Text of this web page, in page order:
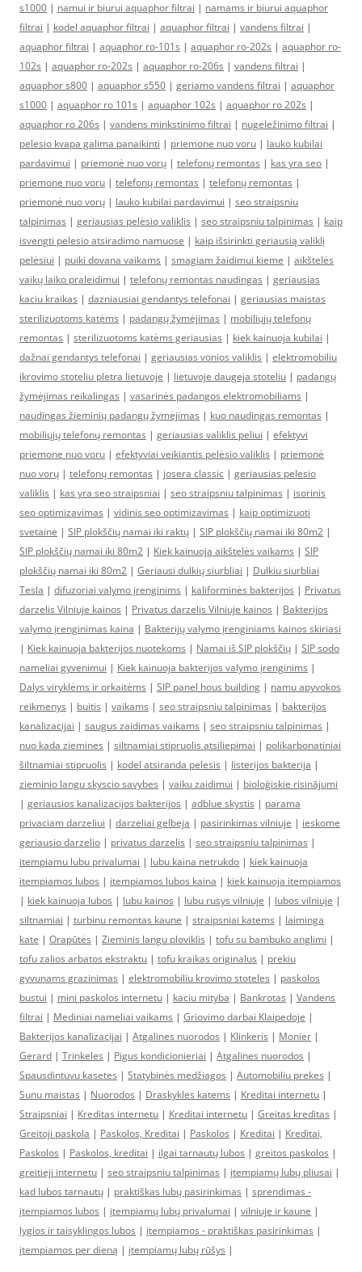
s1000 | namui ir biurui aquaphor filtrai | namams ir biurui aquaphor
filtrai | kodel aquaphor filtrai | aquaphor filtrai | vandens filtrai |
aquaphor filtrai | aquaphor ro-101s | aquaphor ro-202s | aquaphor ro-
102s | aquaphor ro-202s | aquaphor ro-206s | vandens filtrai |
aquaphor s800 | aquaphor s550 | geriamo vandens filtrai | aquaphor
s1000 | aquaphor ro 101s | aquaphor 102s | aquaphor ro 202s |
aquaphor ro 206s | vandens minkstinimo filtrai | nugeležinimo filtrai |
pelesio kvapa galima panaikinti | priemone nuo voru | lauko kubilai
pardavimui | priemonė nuo vorų | telefonų remontas | kas yra seo |
priemone nuo voru | telefonų remontas | telefonų remontas |
priemonė nuo vorų | lauko kubilai pardavimui | seo straipsniu
talpinimas | geriausias pelėsio valiklis | seo straipsniu talpinimas | kaip
isvengti pelesio atsiradimo namuose | kaip išsirinkti geriausią valiklį
pelėsiui | puiki dovana vaikams | smagiam žaidimui kieme | aikštelės
vaikų laiko praleidimui | telefonų remontas naudingas | geriausias
kaciu kraikas | dazniausiai gendantys telefonai | geriausias maistas
sterilizuotoms katėms | padangų žymėjimas | mobiliųjų telefonų
remontas | sterilizuotoms katėms geriausias | kiek kainuoja kubilai |
dažnai gendantys telefonai | geriausias vonios valiklis | elektromobiliu
ikrovimo stoteliu pletra lietuvoje | lietuvoje daugeja stoteliu | padangų
žymėjimas reikalingas | vasarinės padangos elektromobiliams |
naudingas žieminių padangų žymėjimas | kuo naudingas remontas |
mobiliųjų telefonų remontas | geriausias valiklis peliui | efektyvi
priemone nuo voru | efektyviai veikiantis pelėsio valiklis | priemonė
nuo vorų | telefonų remontas | josera classic | geriausias pelesio
valiklis | kas yra seo straipsniai | seo straipsniu talpinimas | isorinis
seo optimizavimas | vidinis seo optimizavimas | kaip optimizuoti
svetaine | SIP plokščių namai iki raktų | SIP plokščių namai iki 80m2 |
SIP plokščių namai iki 80m2 | Kiek kainuoja aikštelės vaikams | SIP
plokščių namai iki 80m2 | Geriausi dulkių siurbliai | Dulkiu siurbliai
Tesla | difuzoriai valymo įrenginims | kaliforminės bakterijos | Privatus
darzelis Vilniuje kainos | Privatus darzelis Vilniuje kainos | Bakterijos
valymo įrenginimas kaina | Bakterijų valymo įrenginiams kainos skiriasi
| Kiek kainuoja bakterijos nuotekoms | Namai iš SIP plokščių | SIP sodo
nameliai gyvenimui | Kiek kainuoja bakterijos valymo įrenginims |
Dalys viryklėms ir orkaitėms | SIP panel hous building | namu apyvokos
reikmenys | buitis | vaikams | seo straipsniu talpinimas | bakterijos
kanalizacijai | saugus zaidimas vaikams | seo straipsniu talpinimas |
nuo kada ziemines | siltnamiai stipruolis atsiliepimai | polikarbonatiniai
šiltnamiai stipruolis | kodel atsiranda pelesis | listerijos bakterija |
zieminio langu skyscio savybes | vaiku zaidimui | bioloģiskie risinājumi
| geriausios kanalizacijos bakterijos | adblue skystis | parama
privaciam darzeliui | darzeliai gelbeja | pasirinkimas vilniuje | ieskome
geriausio darzelio | privatus darzelis | seo straipsniu talpinimas |
itempiamu lubu privalumai | lubu kaina netrukdo | kiek kainuoja
itempiamos lubos | itempiamos lubos kaina | kiek kainuoja itempiamos
| kiek kainuoja lubos | lubu kainos | lubu rusys vilniuje | lubos vilniuje |
siltnamiai | turbinu remontas kaune | straipsniai katems | laiminga
kate | Orapūtės | Zieminis langu ploviklis | tofu su bambuko anglimi |
tofu zalios arbatos ekstraktu | tofu kraikas originalus | prekiu
gyvunams grazinimas | elektromobiliu krovimo stoteles | paskolos
bustui | mini paskolos internetu | kaciu mityba | Bankrotas | Vandens
filtrai | Mediniai nameliai vaikams | Griovimo darbai Klaipedoje |
Bakterijos kanalizacijai | Atgalines nuorodos | Klinkeris | Monier |
Gerard | Trinkeles | Pigus kondicionieriai | Atgalines nuorodos |
Spausdintuvu kasetes | Statybinės medžiagos | Automobiliu prekes |
Sunu maistas | Nuorodos | Draskykles katems | Kreditai internetu |
Straipsniai | Kreditas internetu | Kreditai internetu | Greitas kreditas |
Greitoji paskola | Paskolos, Kreditai | Paskolos | Kreditai | Kreditai,
Paskolos | Paskolos, kreditai | ilgai tarnautų lubos | greitos paskolos |
greitieji internetu | seo straipsniu talpinimas | įtempiamų lubų pliusai |
kad lubos tarnautų | praktiškas lubų pasirinkimas | sprendimas -
įtempiamos lubos | įtempiamų lubų privalumai | vilniuje ir kaune |
lygios ir taisyklingos lubos | įtempiamos - praktiškas pasirinkimas |
įtempiamos per dieną | įtempiamų lubų rūšys |